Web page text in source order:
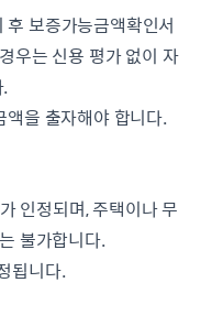
보증가능금액확인서
우는 신용 평가 없이 자
을 출자해야 합니다.
인정되며, 주택이나 무
불가합니다.
됩니다.